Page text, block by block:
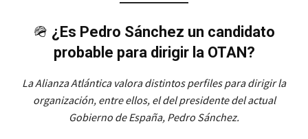
🪖 ¿Es Pedro Sánchez un candidato
probable para dirigir la OTAN?
La Alianza Atlántica valora distintos perfiles para dirigir la
organización, entre ellos, el del presidente del actual
Gobierno de España, Pedro Sánchez.